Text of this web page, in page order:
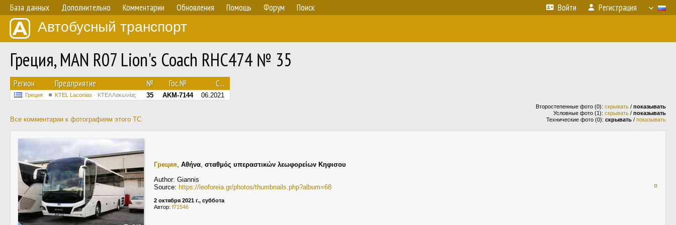
База данных Дополнительно Комментарии Обновления Помощь Форум Поиск Войти Регистрация
Автобусный транспорт
Греция, MAN R07 Lion's Coach RHC474 № 35
Регион Предприятие № Гос.№ С...
Греция ΚΤΕL Laconias ΚΤΕΛ Λακωνίας 35 AKM-7144 06.2021
Все комментарии к фотографиям этого ТС
Второстепенные фото (0): скрывать / показывать
Условные фото (1): скрывать / показывать
Технические фото (0): скрывать / показывать
Греция, Αθήνα, σταθμός υπεραστικών λεωφορείων Κηφισου
Author: Giannis
Source: https://leoforeia.gr/photos/thumbnails.php?album=68
2 октября 2021 г., суббота
Автор: f71546
¤